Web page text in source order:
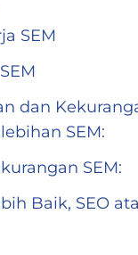
SEM
dan
SEM:
SEM:
Baik, SEO